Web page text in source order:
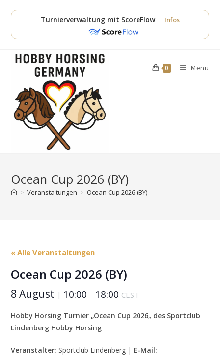
Inhalt
Turnierverwaltung mit ScoreFlow Infos
0 Menü
Ocean Cup 2026 (BY)
> Veranstaltungen > Ocean Cup 2026 (BY)
« Alle Veranstaltungen
Ocean Cup 2026 (BY)
8 August | 10:00 – 18:00 CEST
Hobby Horsing Turnier „Ocean Cup 2026„ des Sportclub
Lindenberg Hobby Horsing
Veranstalter: Sportclub Lindenberg | E-Mail: